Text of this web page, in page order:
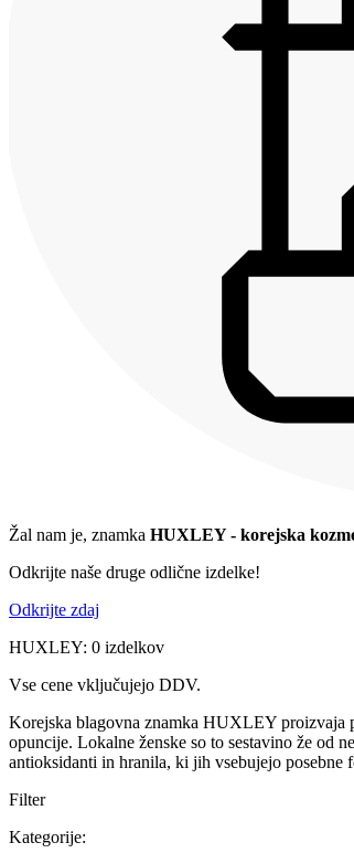
Žal nam je, znamka HUXLEY - korejska
Odkrijte naše druge odlične izdelke!
Odkrijte zdaj
HUXLEY: 0 izdelkov
Vse cene vključujejo DDV.
Korejska blagovna znamka HUXLEY proizvaja
opuncije. Lokalne ženske so to sestavino že od
antioksidanti in hranila, ki jih vsebujejo
Filter
Kategorije: